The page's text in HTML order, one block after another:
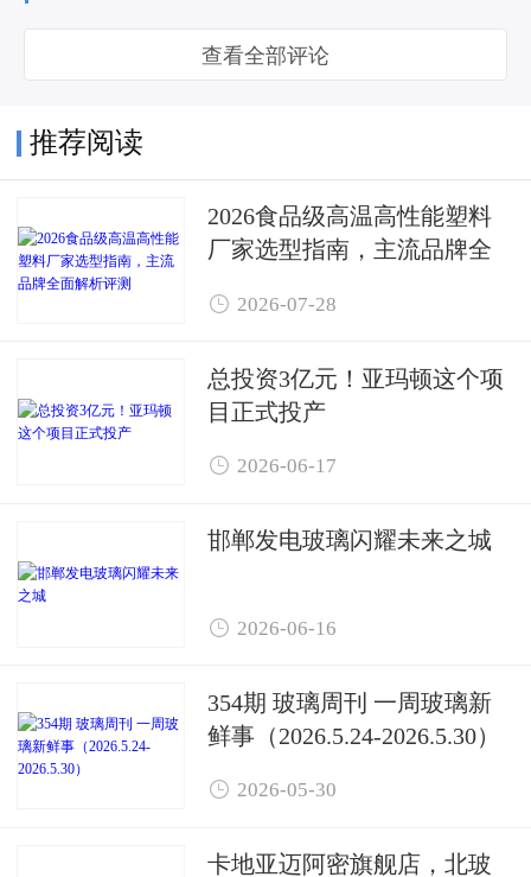
查看全部评论
推荐阅读
2026食品级高温高性能塑料
厂家选型指南，主流品牌全
 2026-07-28
总投资3亿元！亚玛顿这个项
目正式投产
 2026-06-17
邯郸发电玻璃闪耀未来之城
 2026-06-16
354期 玻璃周刊 一周玻璃新
鲜事（2026.5.24-2026.5.30）
 2026-05-30
卡地亚迈阿密旗舰店，北玻